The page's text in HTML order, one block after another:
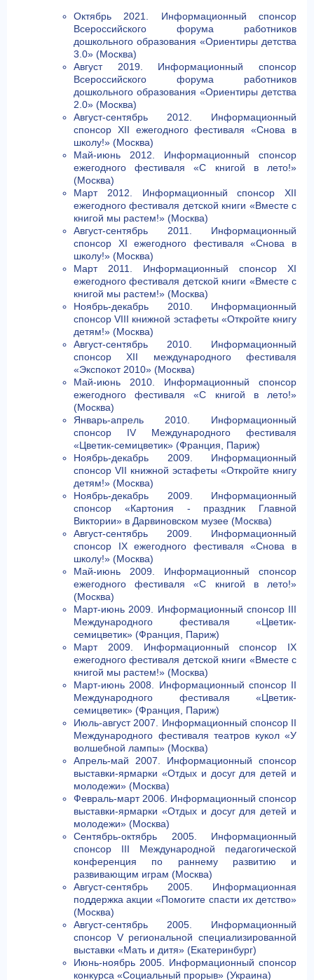
Октябрь 2021. Информационный спонсор
Всероссийского форума работников
дошкольного образования «Ориентиры детства
3.0» (Москва)
Август 2019. Информационный спонсор
Всероссийского форума работников
дошкольного образования «Ориентиры детства
2.0» (Москва)
Август-сентябрь 2012. Информационный
спонсор XII ежегодного фестиваля «Снова в
школу!» (Москва)
Май-июнь 2012. Информационный спонсор
ежегодного фестиваля «С книгой в лето!»
(Москва)
Март 2012. Информационный спонсор XII
ежегодного фестиваля детской книги «Вместе с
книгой мы растем!» (Москва)
Август-сентябрь 2011. Информационный
спонсор XI ежегодного фестиваля «Снова в
школу!» (Москва)
Март 2011. Информационный спонсор XI
ежегодного фестиваля детской книги «Вместе с
книгой мы растем!» (Москва)
Ноябрь-декабрь 2010. Информационный
спонсор VIII книжной эстафеты «Откройте книгу
детям!» (Москва)
Август-сентябрь 2010. Информационный
спонсор XII международного фестиваля
«Экспокот 2010» (Москва)
Май-июнь 2010. Информационный спонсор
ежегодного фестиваля «С книгой в лето!»
(Москва)
Январь-апрель 2010. Информационный
спонсор IV Международного фестиваля
«Цветик-семицветик» (Франция, Париж)
Ноябрь-декабрь 2009. Информационный
спонсор VII книжной эстафеты «Откройте книгу
детям!» (Москва)
Ноябрь-декабрь 2009. Информационный
спонсор «Картония - праздник Главной
Виктории» в Дарвиновском музее (Москва)
Август-сентябрь 2009. Информационный
спонсор IX ежегодного фестиваля «Снова в
школу!» (Москва)
Май-июнь 2009. Информационный спонсор
ежегодного фестиваля «С книгой в лето!»
(Москва)
Март-июнь 2009. Информационный спонсор III
Международного фестиваля «Цветик-
семицветик» (Франция, Париж)
Март 2009. Информационный спонсор IX
ежегодного фестиваля детской книги «Вместе с
книгой мы растем!» (Москва)
Март-июнь 2008. Информационный спонсор II
Международного фестиваля «Цветик-
семицветик» (Франция, Париж)
Июль-август 2007. Информационный спонсор II
Международного фестиваля театров кукол «У
волшебной лампы» (Москва)
Апрель-май 2007. Информационный спонсор
выставки-ярмарки «Отдых и досуг для детей и
молодежи» (Москва)
Февраль-март 2006. Информационный спонсор
выставки-ярмарки «Отдых и досуг для детей и
молодежи» (Москва)
Сентябрь-октябрь 2005. Информационный
спонсор III Международной педагогической
конференция по раннему развитию и
развивающим играм (Москва)
Август-сентябрь 2005. Информационная
поддержка акции «Помогите спасти их детство»
(Москва)
Август-сентябрь 2005. Информационный
спонсор V региональной специализированной
выставки «Мать и дитя» (Екатеринбург)
Июнь-ноябрь 2005. Информационный спонсор
конкурса «Социальный прорыв» (Украина)